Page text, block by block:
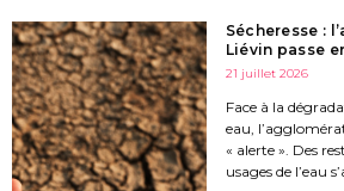
Sécheresse :
Liévin passe
21 juillet 2026
Face à la
eau,
« alerte ». Des
usages de l’eau